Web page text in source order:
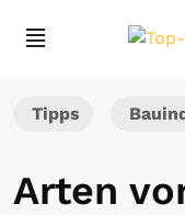
Tipps
Arten